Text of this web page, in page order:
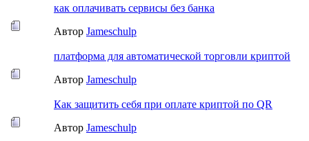
как оплачивать сервисы без банка
Автор Jameschulp
платформа для автоматической торговли криптой
Автор Jameschulp
Как защитить себя при оплате криптой по QR
Автор Jameschulp